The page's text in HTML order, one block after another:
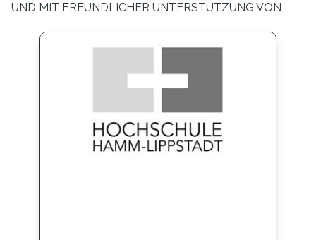
UND MIT FREUNDLICHER UNTERSTÜTZUNG VON